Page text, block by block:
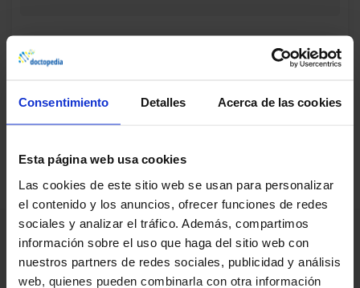
Consentimiento Detalles Acerca de las cookies
Esta página web usa cookies
Las cookies de este sitio web se usan para personalizar
el contenido y los anuncios, ofrecer funciones de redes
sociales y analizar el tráfico. Además, compartimos
información sobre el uso que haga del sitio web con
nuestros partners de redes sociales, publicidad y análisis
web, quienes pueden combinarla con otra información
¿Dudas, problemas? Consulte nuestra sección de
Preguntas frecuentes